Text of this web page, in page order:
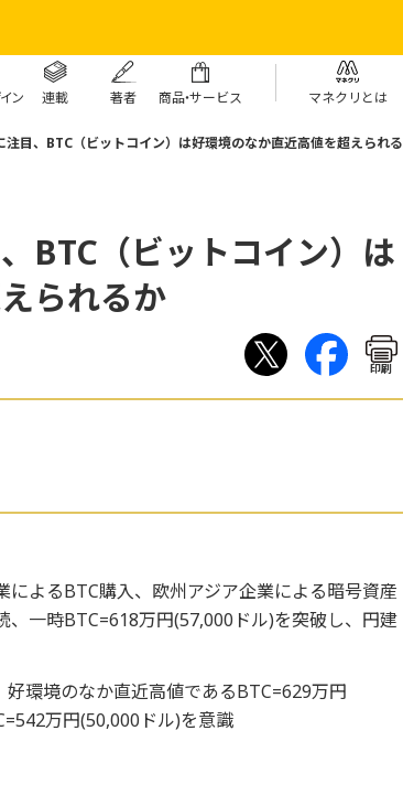
ン 連載 著者 商品・サービス マネクリとは
注目、BTC（ビットコイン）は好環境のなか直近高値を超えられる
BTC（ビットコイン）は
られるか
印刷
よるBTC購入、欧州アジア企業による暗号資産
一時BTC=618万円(57,000ドル)を突破し、円建
環境のなか直近高値であるBTC=629万円
万円(50,000ドル)を意識